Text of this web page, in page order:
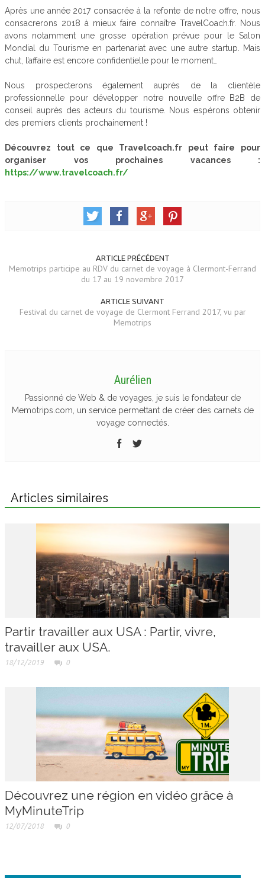
Après une année 2017 consacrée à la refonte de notre offre, nous
consacrerons 2018 à mieux faire connaître TravelCoach.fr. Nous
avons notamment une grosse opération prévue pour le Salon
Mondial du Tourisme en partenariat avec une autre startup. Mais
chut, l’affaire est encore confidentielle pour le moment…
Nous prospecterons également auprès de la clientèle
professionnelle pour développer notre nouvelle offre B2B de
conseil auprès des acteurs du tourisme. Nous espérons obtenir
des premiers clients prochainement !
Découvrez tout ce que Travelcoach.fr peut faire pour
organiser vos prochaines vacances :
https://www.travelcoach.fr/
ARTICLE PRÉCÉDENT
Memotrips participe au RDV du carnet de voyage à Clermont-Ferrand
du 17 au 19 novembre 2017
ARTICLE SUIVANT
Festival du carnet de voyage de Clermont Ferrand 2017, vu par
Memotrips
Aurélien
Passionné de Web & de voyages, je suis le fondateur de
Memotrips.com, un service permettant de créer des carnets de
voyage connectés.
Articles similaires
Partir travailler aux USA : Partir, vivre,
travailler aux USA.
18/12/2019 0
Découvrez une région en vidéo grâce à
MyMinuteTrip
12/07/2018 0